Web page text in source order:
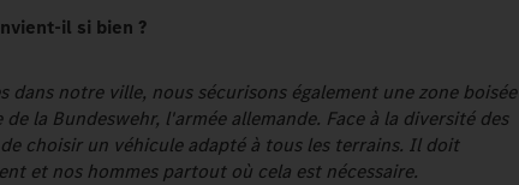
il si bien ?
notre ville, nous sécurisons également une zone boisée
la Bundeswehr, l'armée allemande. Face à la diversité des
choisir un véhicule adapté à tous les terrains. Il doit
et nos hommes partout où cela est nécessaire.